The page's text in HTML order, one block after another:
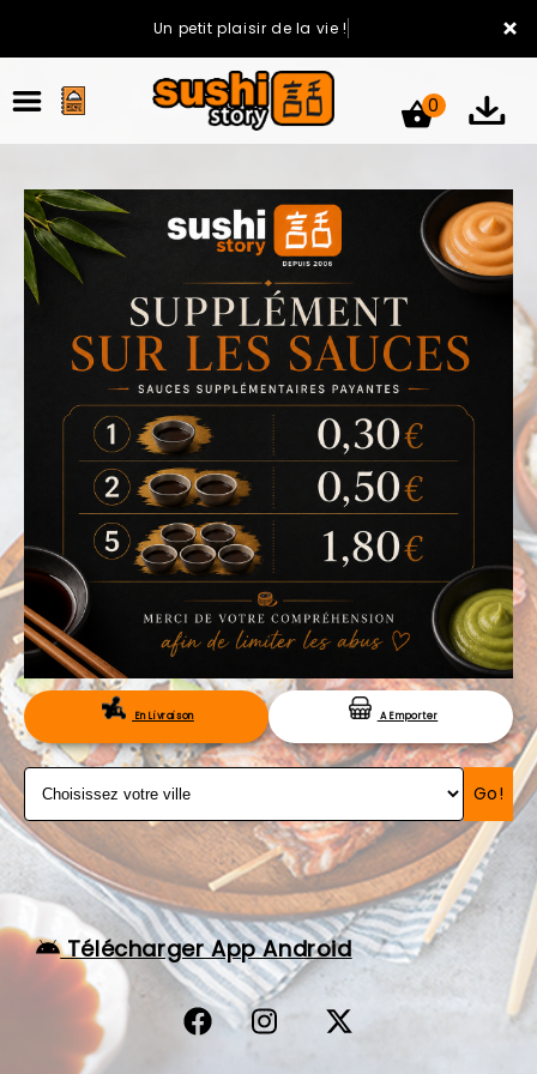
×
Un petit plaisir de la vie !
ACCUEIL
LA CARTE
VOTRE COMPTE
NOTRE RESTAURANT
VOS AVIS
MENTIONS LÉGALES
C.G.V
RÉSERVATION
0
En Livraison A Emporter
Go!
Télécharger App Android